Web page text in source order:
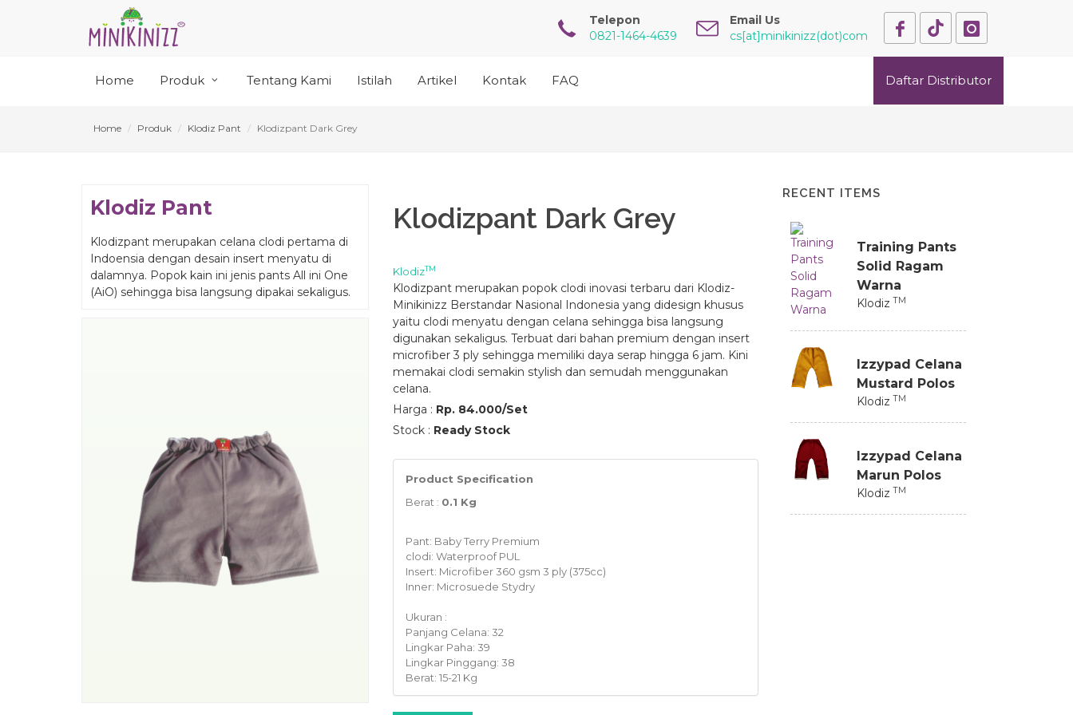
Telepon
0821-1464-4639
Email Us
cs[at]minikinizz(dot)com
Home Produk Tentang Kami Istilah Artikel Kontak FAQ Daftar Distributor
Home Produk Klodiz Pant Klodizpant Dark Grey
Klodiz Pant
Klodizpant merupakan celana clodi pertama di
Indoensia dengan desain insert menyatu di
dalamnya. Popok kain ini jenis pants All ini One
(AiO) sehingga bisa langsung dipakai sekaligus.
Klodizpant Dark Grey
KlodizTM
Klodizpant merupakan popok clodi inovasi terbaru dari Klodiz-
Minikinizz Berstandar Nasional Indonesia yang didesign khusus
yaitu clodi menyatu dengan celana sehingga bisa langsung
digunakan sekaligus. Terbuat dari bahan premium dengan insert
microfiber 3 ply sehingga memiliki daya serap hingga 6 jam. Kini
memakai clodi semakin stylish dan semudah menggunakan
celana.
Harga : Rp. 84.000/Set
Stock : Ready Stock
Product Specification
Berat : 0.1 Kg
Pant: Baby Terry Premium
clodi: Waterproof PUL
Insert: Microfiber 360 gsm 3 ply (375cc)
Inner: Microsuede Stydry
Ukuran :
Panjang Celana: 32
Lingkar Paha: 39
Lingkar Pinggang: 38
Berat: 15-21 Kg
RECENT ITEMS
Training Pants
Solid Ragam
Warna
Klodiz TM
Izzypad Celana
Mustard Polos
Klodiz TM
Izzypad Celana
Marun Polos
Klodiz TM